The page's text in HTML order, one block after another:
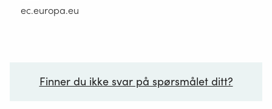
ec.europa.eu
Finner du ikke svar på spørsmålet ditt?